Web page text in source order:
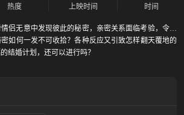
热度
上映时间
时间
侣无意中发现彼此的秘密，亲密关系面临考验，令结
如何一发不可收拾？各种反应又引致怎样翻天覆地的
结婚计划，还可以进行吗？